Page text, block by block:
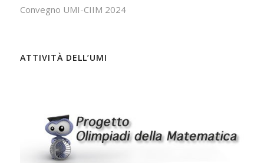
Convegno UMI-CIIM 2024
ATTIVITÀ DELL’UMI